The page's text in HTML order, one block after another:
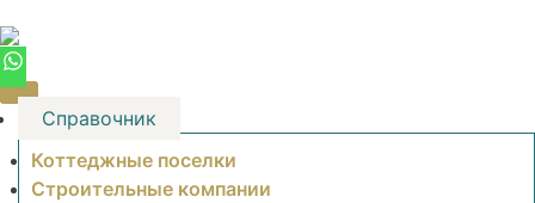
to
content
Справочник
Коттеджные поселки
Строительные компании